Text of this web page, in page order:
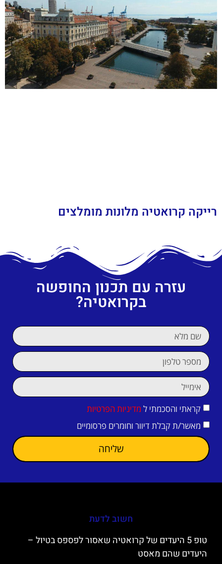
רייקה קרואטיה מלונות מומלצים
עזרה עם תכנון החופשה
בקרואטיה?
קראתי והסכמתי ל מדיניות הפרטיות
מאשר/ת קבלת דיוור וחומרים פרסומיים
שליחה
חשוב לדעת
טופ 5 היעדים של קרואטיה שאסור לפספס בטיול –
היעדים שהם מאסט